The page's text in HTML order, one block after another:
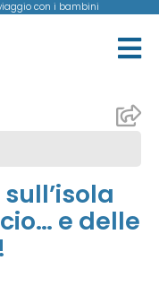
con i bambini
e delle